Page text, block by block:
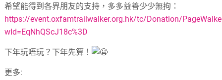
希望能得到各界朋友的支持，多多益善少少無拘：
https://event.oxfamtrailwalker.org.hk/tc/Donation/
wId=EqNhQScJ18c%3D
下年玩唔玩？下年先算！
更多: